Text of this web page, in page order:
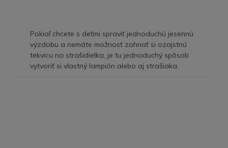
Pokiaľ chcete s deťmi spraviť jednoduchú jesennú
výzdobu a nemáte možnosť zohnať si ozajstnú
tekvicu na strašidielka, je tu jednoduchý spôsob
vytvoriť si vlastný lampión alebo aj strašiaka.